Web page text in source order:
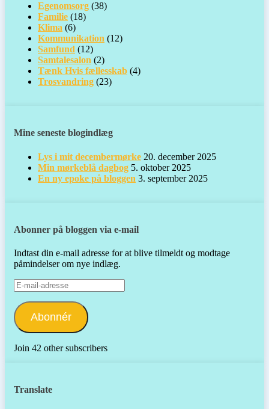
Egenomsorg (38)
Familie (18)
Klima (6)
Kommunikation (12)
Samfund (12)
Samtalesalon (2)
Tænk Hvis fællesskab (4)
Trosvandring (23)
Mine seneste blogindlæg
Lys i mit decembermørke 20. december 2025
Min mørkeblå dagbog 5. oktober 2025
En ny epoke på bloggen 3. september 2025
Abonner på bloggen via e-mail
Indtast din e-mail adresse for at blive tilmeldt og modtage
påmindelser om nye indlæg.
E-
mail-
adresse
Abonnér
Join 42 other subscribers
Translate